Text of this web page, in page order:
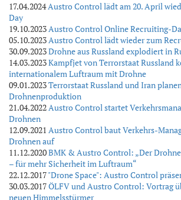
17.04.2024Austro Control lädt am 20. April
Day
19.10.2023Austro Control Online Recruiting-
05.10.2023Austro Control lädt wieder zum
30.09.2023Drohne aus Russland explodiert in
14.03.2023Kampfjet von Terrorstaat Russland
internationalem Luftraum mit Drohne
09.01.2023Terrorstaat Russland und Iran
Drohnenproduktion
21.04.2022Austro Control startet
Drohnen
12.09.2021 Austro Control baut Verkehrs-
Drohnen auf
11.12.2020BMK & Austro Control: „Der
– für mehr Sicherheit im Luftraum“
22.12.2017"Drone Space": Austro Control
30.03.2017ÖLFV und Austro Control: Vortrag
neuen Himmelsstürmer